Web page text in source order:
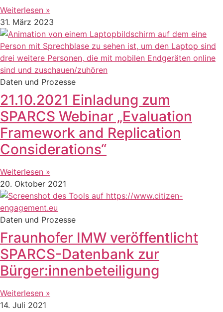
Weiterlesen »
31. März 2023
Daten und Prozesse
21.10.2021 Einladung zum
SPARCS Webinar „Evaluation
Framework and Replication
Considerations“
Weiterlesen »
20. Oktober 2021
Daten und Prozesse
Fraunhofer IMW veröffentlicht
SPARCS-Datenbank zur
Bürger:innenbeteiligung
Weiterlesen »
14. Juli 2021